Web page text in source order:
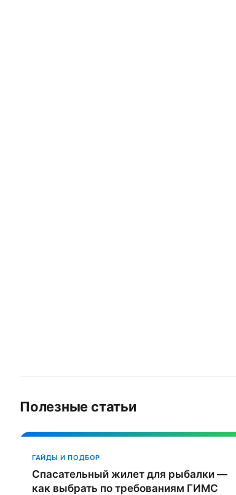
Полезные статьи
ГАЙДЫ И ПОДБОР
Спасательный жилет для рыбалки —
как выбрать по требованиям ГИМС